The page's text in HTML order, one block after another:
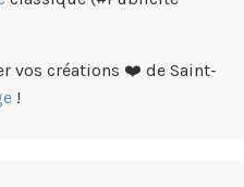
vos créations ❤️ de Saint-
!